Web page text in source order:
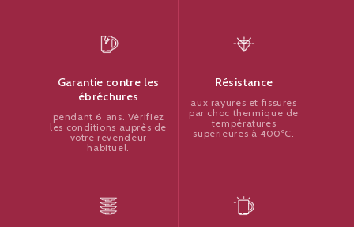
Garantie contre les
ébréchures
pendant 6 ans. Vérifiez
les conditions auprès de
votre revendeur
habituel.
Résistance
aux rayures et fissures
par choc thermique de
températures
supérieures à 400ºC.